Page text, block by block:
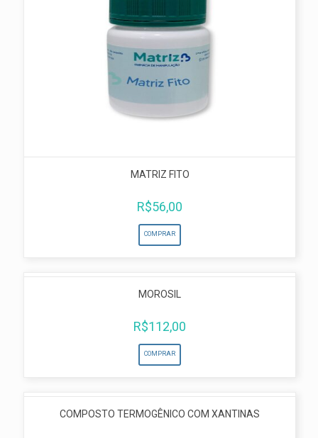
MATRIZ FITO
R$56,00
COMPRAR
MOROSIL
R$112,00
COMPRAR
COMPOSTO TERMOGÊNICO COM XANTINAS